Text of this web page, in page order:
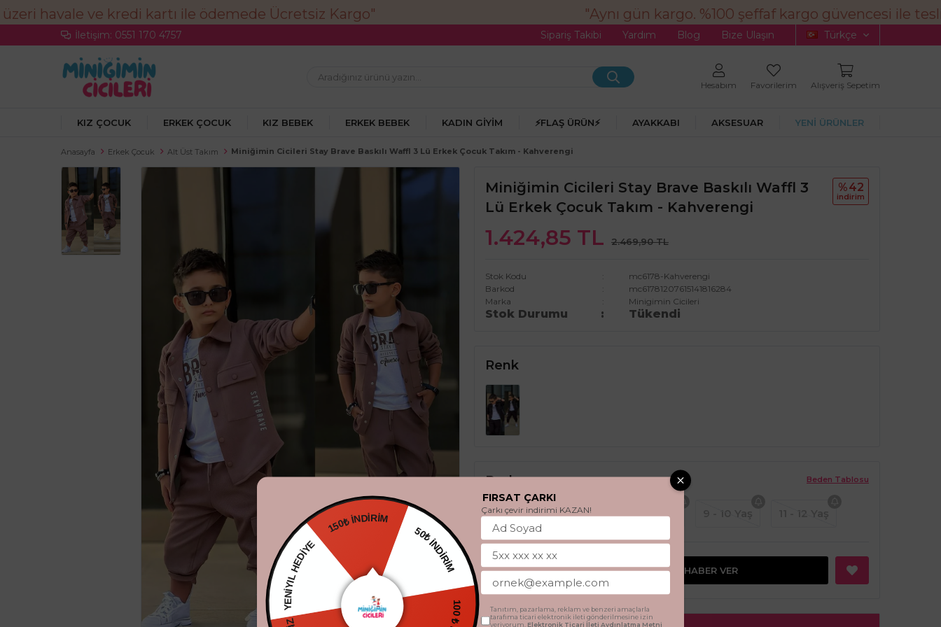
"Aynı gün kargo. %100 şeffaf kargo güvencesi ile
İletişim: 0551 170 4757 Sipariş Takibi Yardım Blog Bize Ulaşın Türkçe
Hesabım Favorilerim Alışveriş Sepetim
KIZ ÇOCUK ERKEK ÇOCUK KIZ BEBEK ERKEK BEBEK KADIN GIYIM ⚡FLAŞ ÜRÜN⚡ AYAKKABI AKSESUAR YENİ ÜRÜNLER
Anasayfa Erkek Çocuk Alt Üst Takım Miniğimin Cicileri Stay Brave Baskılı Waffl 3 Lü Erkek Çocuk Takım - Kahverengi
Miniğimin Cicileri Stay Brave Baskılı Waffl 3
Lü Erkek Çocuk Takım - Kahverengi
1.424,85 TL 2.469,90 TL
%42
i̇ndi̇ri̇m
Stok Kodu
mc6178-Kahverengi
Barkod
mc61781207615141816284
Marka
Minigimin Cicileri
Stok Durumu Tükendi
Renk
Beden Tablosu
Beden
4 - 5 Yaş 5 - 6 Yaş 7 - 8 Yaş
GELINCE HABER VER
150₺ İNDİRİM
50₺ İNDİRİM
YENİYIL HEDİYE
FIRSAT ÇARKI
Çarkı çevir indirimi KAZAN!
Tanıtım, pazarlama, reklam ve benzeri amaçlarla
tarafıma ticari elektronik ileti gönderilmesine izin
veriyorum. Elektronik Ticari İleti Aydınlatma Metni